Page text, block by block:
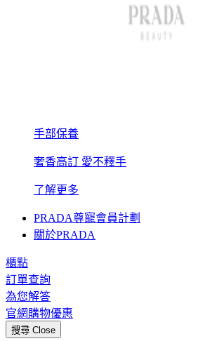
手部保養
奢香高訂 愛不釋手
了解更多
PRADA尊寵會員計劃
關於PRADA
櫃點
訂單查詢
為您解答
官網購物優惠
搜尋 Close